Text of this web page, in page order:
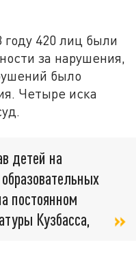
420 лиц были
за нарушения,
было
Четыре иска
детей на
постоянном
Кузбасса,